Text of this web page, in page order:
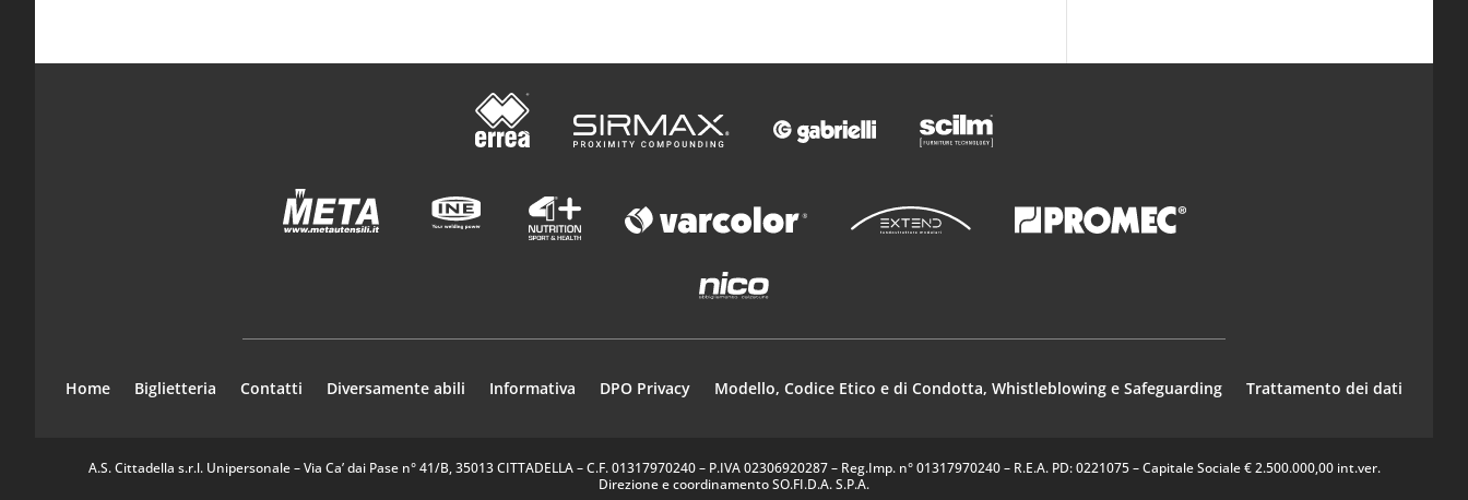
Home Biglietteria Contatti Diversamente abili Informativa DPO Privacy Modello, Codice Etico e di Condotta, Whistleblowing e Safeguarding Trattamento dei dati
A.S. Cittadella s.r.l. Unipersonale – Via Ca’ dai Pase n° 41/B, 35013 CITTADELLA – C.F. 01317970240 – P.IVA 02306920287 – Reg.Imp. n° 01317970240 – R.E.A. PD: 0221075 – Capitale Sociale € 2.500.000,00 int.ver.
Direzione e coordinamento SO.FI.D.A. S.P.A.